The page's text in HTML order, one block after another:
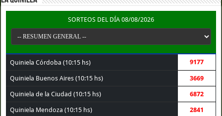
SORTEOS DEL DÍA 08/08/2026
Quiniela Córdoba (10:15 hs) 9177
Quiniela Buenos Aires (10:15 hs) 3669
Quiniela de la Ciudad (10:15 hs) 6872
Quiniela Mendoza (10:15 hs) 2841